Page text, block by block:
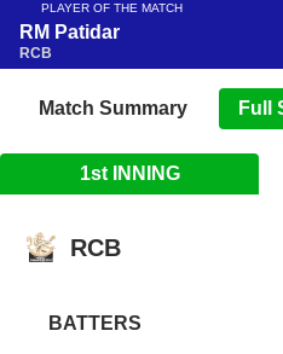
PLAYER OF THE MATCH
RM Patidar
RCB
Match Summary Full
1st INNING
RCB
BATTERS